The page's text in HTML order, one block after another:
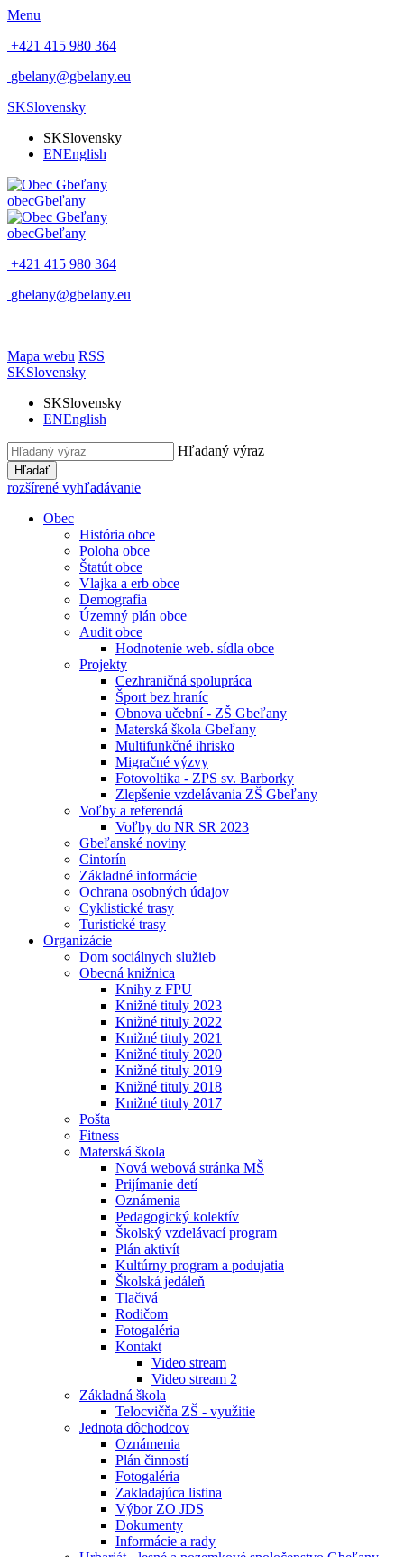
Menu
+421 415 980 364
gbelany@gbelany.eu
SKSlovensky
SKSlovensky
ENEnglish
obecGbeľany
obecGbeľany
+421 415 980 364
gbelany@gbelany.eu
Mapa webu RSS
SKSlovensky
SKSlovensky
ENEnglish
Hľadaný výraz
Hľadať
rozšírené vyhľadávanie
Obec
História obce
Poloha obce
Štatút obce
Vlajka a erb obce
Demografia
Územný plán obce
Audit obce
Hodnotenie web. sídla obce
Projekty
Cezhraničná spolupráca
Šport bez hraníc
Obnova učební - ZŠ Gbeľany
Materská škola Gbeľany
Multifunkčné ihrisko
Migračné výzvy
Fotovoltika - ZPS sv. Barborky
Zlepšenie vzdelávania ZŠ Gbeľany
Voľby a referendá
Voľby do NR SR 2023
Gbeľanské noviny
Cintorín
Základné informácie
Ochrana osobných údajov
Cyklistické trasy
Turistické trasy
Organizácie
Dom sociálnych služieb
Obecná knižnica
Knihy z FPU
Knižné tituly 2023
Knižné tituly 2022
Knižné tituly 2021
Knižné tituly 2020
Knižné tituly 2019
Knižné tituly 2018
Knižné tituly 2017
Pošta
Fitness
Materská škola
Nová webová stránka MŠ
Prijímanie detí
Oznámenia
Pedagogický kolektív
Školský vzdelávací program
Plán aktivít
Kultúrny program a podujatia
Školská jedáleň
Tlačivá
Rodičom
Fotogaléria
Kontakt
Video stream
Video stream 2
Základná škola
Telocvičňa ZŠ - využitie
Jednota dôchodcov
Oznámenia
Plán činností
Fotogaléria
Zakladajúca listina
Výbor ZO JDS
Dokumenty
Informácie a rady